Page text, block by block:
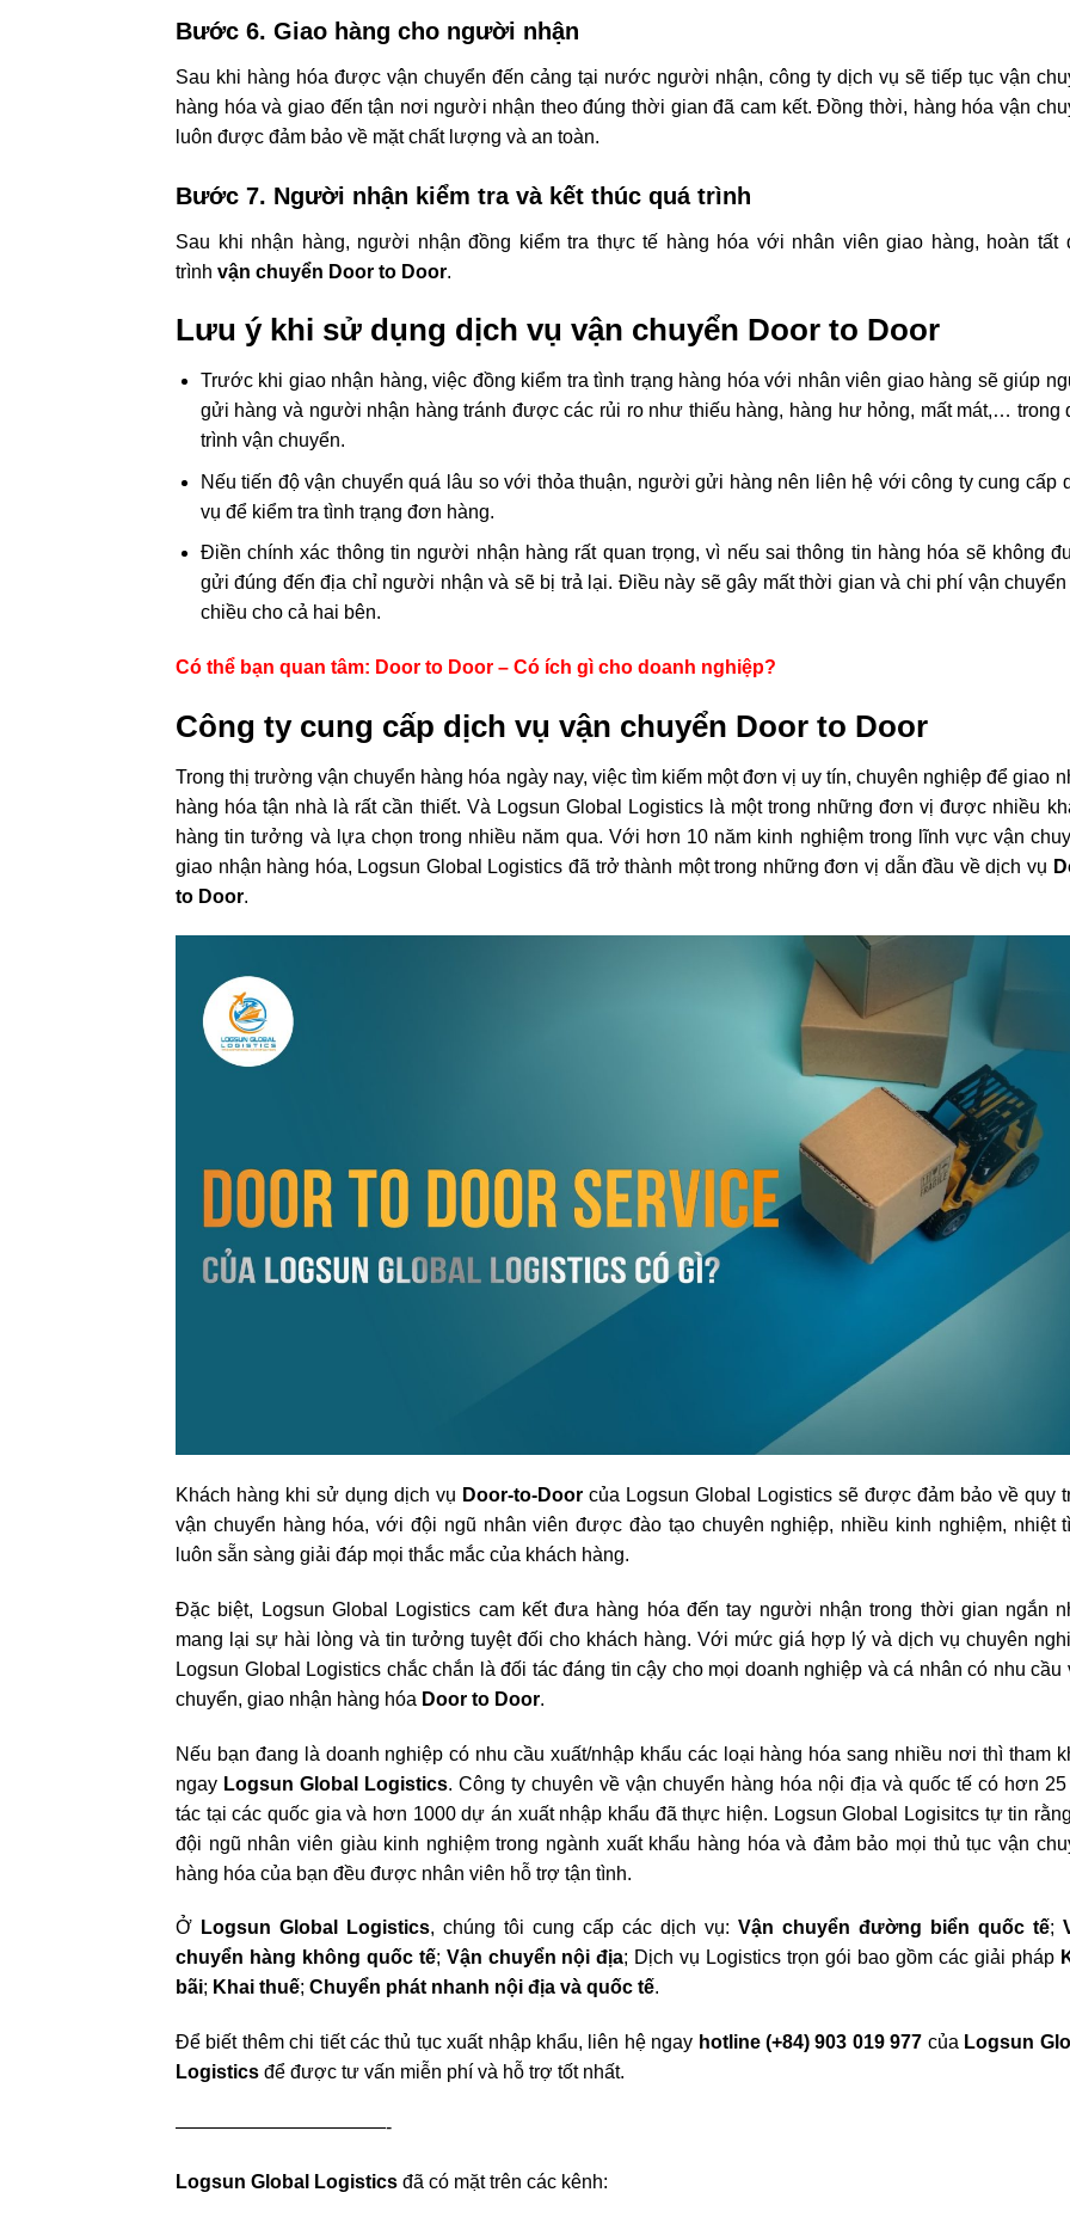
Bước 6. Giao hàng cho người nhận
Sau khi hàng hóa được vận chuyển đến cảng tại nước người nhận, công ty dịch vụ sẽ tiếp tục vận
hàng hóa và giao đến tận nơi người nhận theo đúng thời gian đã cam kết. Đồng thời, hàng hóa vận
luôn được đảm bảo về mặt chất lượng và an toàn.
Bước 7. Người nhận kiểm tra và kết thúc quá trình
Sau khi nhận hàng, người nhận đồng kiểm tra thực tế hàng hóa với nhân viên giao hàng, hoàn tất
trình vận chuyển Door to Door.
Lưu ý khi sử dụng dịch vụ vận chuyển Door to Door
Trước khi giao nhận hàng, việc đồng kiểm tra tình trạng hàng hóa với nhân viên giao hàng sẽ giúp
gửi hàng và người nhận hàng tránh được các rủi ro như thiếu hàng, hàng hư hỏng, mất mát,… trong
trình vận chuyển.
Nếu tiến độ vận chuyển quá lâu so với thỏa thuận, người gửi hàng nên liên hệ với công ty cung cấp
vụ để kiểm tra tình trạng đơn hàng.
Điền chính xác thông tin người nhận hàng rất quan trọng, vì nếu sai thông tin hàng hóa sẽ không
gửi đúng đến địa chỉ người nhận và sẽ bị trả lại. Điều này sẽ gây mất thời gian và chi phí vận chuyển
chiều cho cả hai bên.
Có thể bạn quan tâm: Door to Door – Có ích gì cho doanh nghiệp?
Công ty cung cấp dịch vụ vận chuyển Door to Door
Trong thị trường vận chuyển hàng hóa ngày nay, việc tìm kiếm một đơn vị uy tín, chuyên nghiệp để giao
hàng hóa tận nhà là rất cần thiết. Và Logsun Global Logistics là một trong những đơn vị được nhiều
hàng tin tưởng và lựa chọn trong nhiều năm qua. Với hơn 10 năm kinh nghiệm trong lĩnh vực vận
giao nhận hàng hóa, Logsun Global Logistics đã trở thành một trong những đơn vị dẫn đầu về dịch vụ
to Door.
Khách hàng khi sử dụng dịch vụ Door-to-Doorcủa Logsun Global Logistics sẽ được đảm bảo về quy
vận chuyển hàng hóa, với đội ngũ nhân viên được đào tạo chuyên nghiệp, nhiều kinh nghiệm, nhiệt
luôn sẵn sàng giải đáp mọi thắc mắc của khách hàng.
Đặc biệt, Logsun Global Logistics cam kết đưa hàng hóa đến tay người nhận trong thời gian ngắn
mang lại sự hài lòng và tin tưởng tuyệt đối cho khách hàng. Với mức giá hợp lý và dịch vụ chuyên
Logsun Global Logistics chắc chắn là đối tác đáng tin cậy cho mọi doanh nghiệp và cá nhân có nhu cầu
chuyển, giao nhận hàng hóa Door to Door.
Nếu bạn đang là doanh nghiệp có nhu cầu xuất/nhập khẩu các loại hàng hóa sang nhiều nơi thì tham
ngay Logsun Global Logistics. Công ty chuyên về vận chuyển hàng hóa nội địa và quốc tế có hơn 25
tác tại các quốc gia và hơn 1000 dự án xuất nhập khẩu đã thực hiện. Logsun Global Logisitcs tự tin
đội ngũ nhân viên giàu kinh nghiệm trong ngành xuất khẩu hàng hóa và đảm bảo mọi thủ tục vận
hàng hóa của bạn đều được nhân viên hỗ trợ tận tình.
Ở Logsun Global Logistics, chúng tôi cung cấp các dịch vụ: Vận chuyển đường biển quốc tế;
chuyển hàng không quốc tế; Vận chuyển nội địa; Dịch vụ Logistics trọn gói bao gồm các giải pháp
bãi; Khai thuế; Chuyển phát nhanh nội địa và quốc tế.
Để biết thêm chi tiết các thủ tục xuất nhập khẩu, liên hệ ngay hotline (+84) 903 019 977 của Logsun
Logistics để được tư vấn miễn phí và hỗ trợ tốt nhất.
———————————-
Logsun Global Logistics đã có mặt trên các kênh: